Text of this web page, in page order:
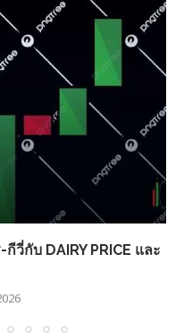
วี่กับ DAIRY PRICE และ